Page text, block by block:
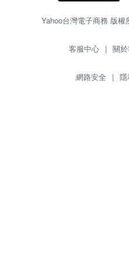
Yahoo台灣電子商務 版
客服中心 | 關
網路安全 | 隱